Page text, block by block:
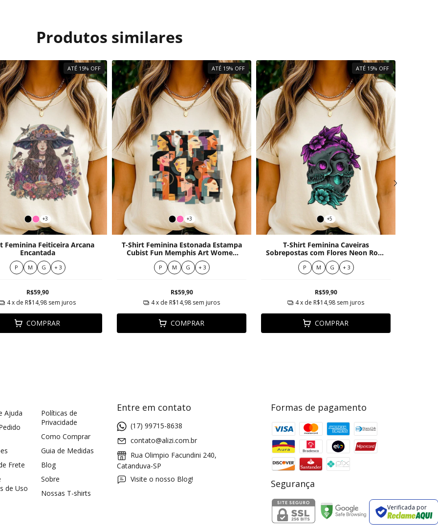
Produtos similares
ATÉ 15% OFF
+3
Feminina Feiticeira Arcana
Encantada
P M G + 3
R$59,90
4x de R$14,98 sem juros
COMPRAR
ATÉ 15% OFF
+3
T-Shirt Feminina Estonada Estampa
Cubist Fun Memphis Art Women
Moderna
P M G + 3
R$59,90
4x de R$14,98 sem juros
COMPRAR
ATÉ 15% OFF
+5
T-Shirt Feminina Caveiras
Sobrepostas com Flores Neon Roxo
e Verde
P M G + 3
R$59,90
4x de R$14,98 sem juros
COMPRAR
Ajuda
Frete
de Uso
Políticas de
Privacidade
Como Comprar
Guia de Medidas
Blog
Sobre
Nossas T-shirts
Entre em contato
(17) 99715-8638
contato@alizi.com.br
Rua Olimpio Facundini 240,
Catanduva-SP
Visite o nosso Blog!
Formas de pagamento
Segurança
Verificada por